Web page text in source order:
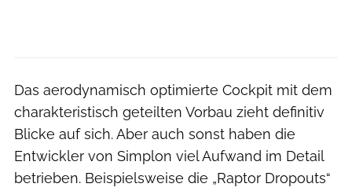
Das aerodynamisch optimierte Cockpit mit dem
charakteristisch geteilten Vorbau zieht definitiv
Blicke auf sich. Aber auch sonst haben die
Entwickler von Simplon viel Aufwand im Detail
betrieben. Beispielsweise die „Raptor Dropouts“